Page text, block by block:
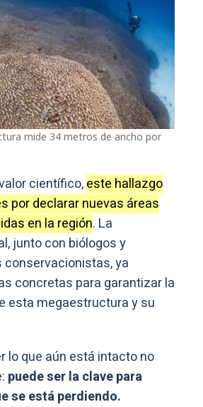
mide 34 metros de ancho por
científico,este hallazgo
por declarar nuevas áreas
en la región. La
junto con biólogos y
ya
concretas para garantizar la
esta megaestructura y su
lo que aún está intacto no
puede ser la clave para
se está perdiendo.